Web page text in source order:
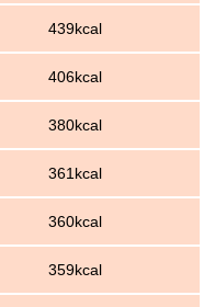
439kcal
406kcal
380kcal
361kcal
360kcal
359kcal